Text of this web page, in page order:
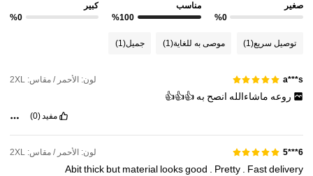
4.80
صغير
%0
مناسب
%100
كبير
%0
توصيل سريع(1) موصى به للغاية(1) جميل(1)
a***s لون: الأحمر / مقاس: 2XL
روعه ماشاءالله انصح به 👍👍👍
مفيد(0)
6***5 لون: الأحمر / مقاس: 2XL
Abitthick but material looksgood Pretty Fastdelivery